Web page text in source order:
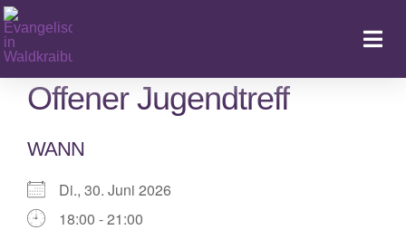
Zum
Inhalt
springen
Offener Jugendtreff
WANN
Di., 30. Juni 2026
18:00 - 21:00